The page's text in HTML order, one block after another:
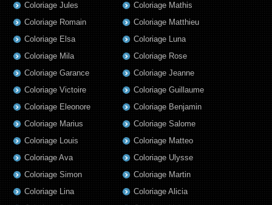
Coloriage Jules
Coloriage Romain
Coloriage Elsa
Coloriage Mila
Coloriage Garance
Coloriage Victoire
Coloriage Eleonore
Coloriage Marius
Coloriage Louis
Coloriage Ava
Coloriage Simon
Coloriage Lina
Coloriage Mathis
Coloriage Matthieu
Coloriage Luna
Coloriage Rose
Coloriage Jeanne
Coloriage Guillaume
Coloriage Benjamin
Coloriage Salome
Coloriage Matteo
Coloriage Ulysse
Coloriage Martin
Coloriage Alicia